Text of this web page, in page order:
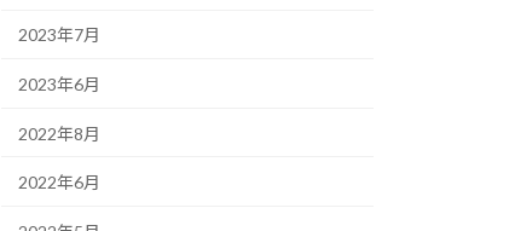
2023年7月
2023年6月
2022年8月
2022年6月